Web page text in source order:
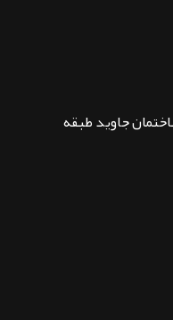
جاوید طبقه